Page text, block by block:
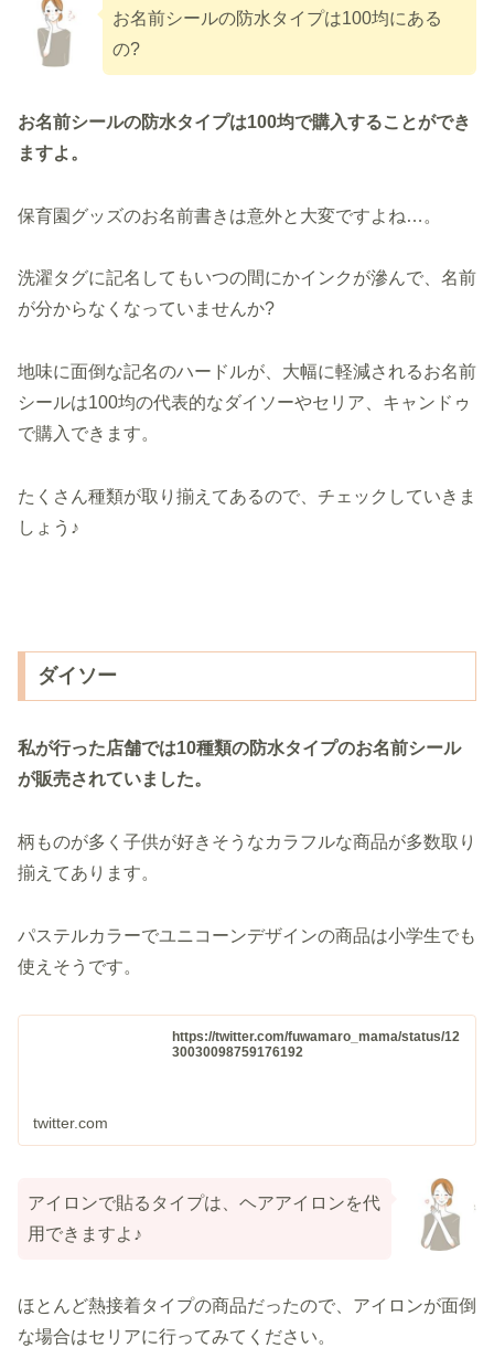
お名前シールの防水タイプは100均にある
の?
お名前シールの防水タイプは100均で購入することができ
ますよ。
保育園グッズのお名前書きは意外と大変ですよね…。
洗濯タグに記名してもいつの間にかインクが滲んで、名前
が分からなくなっていませんか?
地味に面倒な記名のハードルが、大幅に軽減されるお名前
シールは100均の代表的なダイソーやセリア、キャンドゥ
で購入できます。
たくさん種類が取り揃えてあるので、チェックしていきま
しょう♪
ダイソー
私が行った店舗では10種類の防水タイプのお名前シール
が販売されていました。
柄ものが多く子供が好きそうなカラフルな商品が多数取り
揃えてあります。
パステルカラーでユニコーンデザインの商品は小学生でも
使えそうです。
https://twitter.com/fuwamaro_mama/status/12
30030098759176192
twitter.com
アイロンで貼るタイプは、ヘアアイロンを代
用できますよ♪
ほとんど熱接着タイプの商品だったので、アイロンが面倒
な場合はセリアに行ってみてください。